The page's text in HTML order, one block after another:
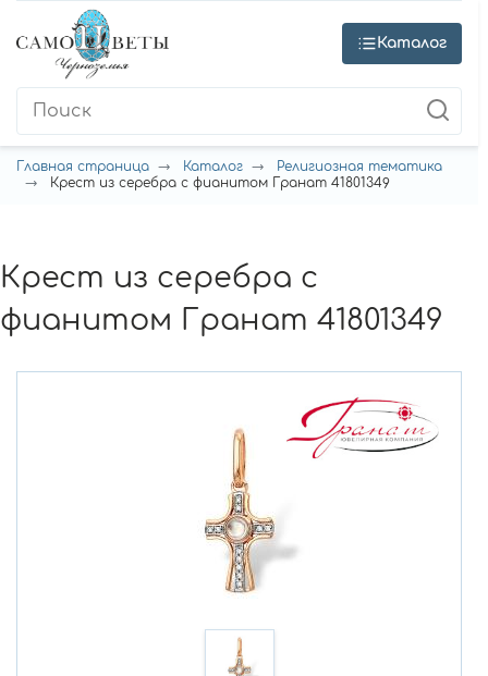
Каталог
Главная страница Каталог
Религиозная тематика
Крест из серебра с фианитом Гранат 41801349
Крест из серебра с
фианитом Гранат 41801349